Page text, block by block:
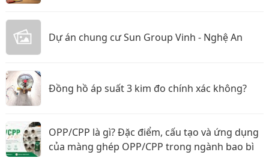
Dự án chung cư Sun Group Vinh - Nghệ An
Đồng hồ áp suất 3 kim đo chính xác không?
OPP/CPP là gì? Đặc điểm, cấu tạo và ứng dụng
của màng ghép OPP/CPP trong ngành bao bì